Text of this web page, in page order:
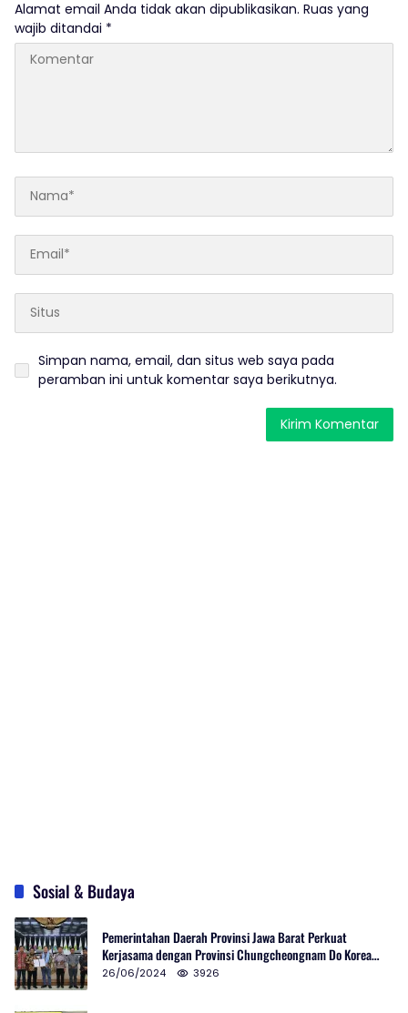
Alamat email Anda tidak akan dipublikasikan. Ruas yang
wajib ditandai *
Simpan nama, email, dan situs web saya pada
peramban ini untuk komentar saya berikutnya.
Sosial & Budaya
Pemerintahan Daerah Provinsi Jawa Barat Perkuat
Kerjasama dengan Provinsi Chungcheongnam Do Korea
Selatan
26/06/2024 3926